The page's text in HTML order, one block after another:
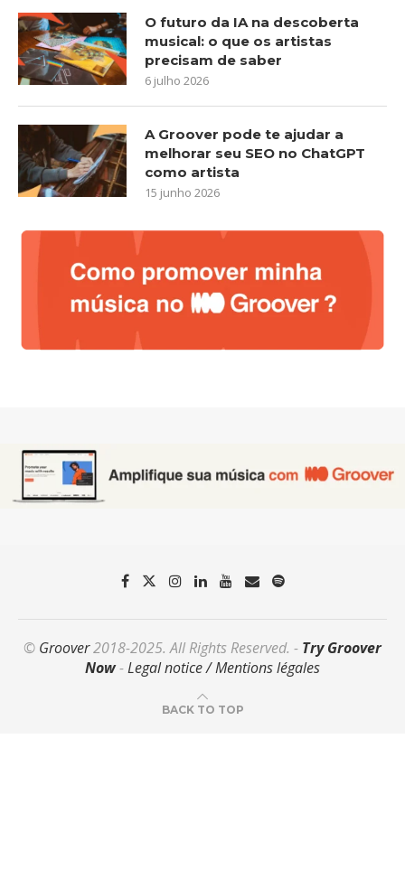
O futuro da IA na descoberta
musical: o que os artistas
precisam de saber
6 julho 2026
A Groover pode te ajudar a
melhorar seu SEO no ChatGPT
como artista
15 junho 2026
© Groover2018-2025. All Rights Reserved. - Try Groover
Now-Legal notice / Mentions légales
BACK TO TOP